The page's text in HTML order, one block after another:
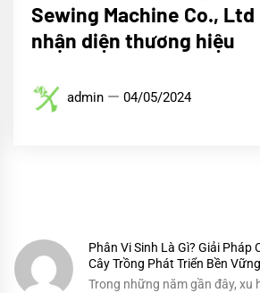
Sewing Machine Co.,
nhận diện thương hiệu
admin 04/05/2024
Phân Vi Sinh Là Gì? Giải Pháp
Cây Trồng Phát Triển Bền
Trong những năm gần đây, xu